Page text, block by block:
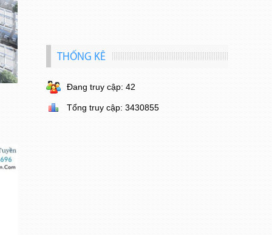
THỐNG KÊ
Đang truy cập: 42
Tổng truy cập: 3430855